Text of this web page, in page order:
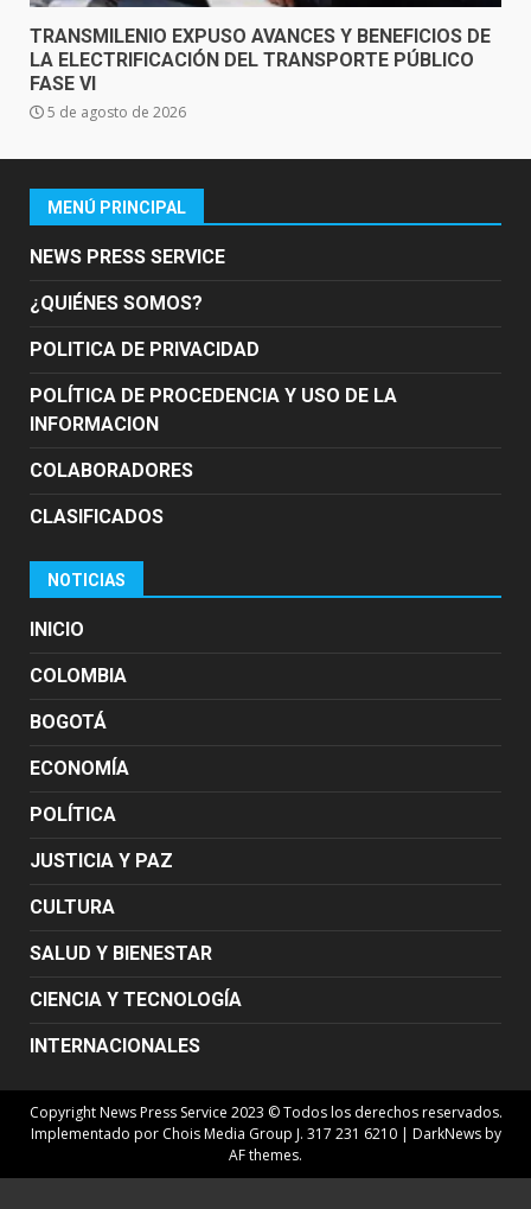
TRANSMILENIO EXPUSO AVANCES Y BENEFICIOS DE
LA ELECTRIFICACIÓN DEL TRANSPORTE PÚBLICO
FASE VI
5 de agosto de 2026
MENÚ PRINCIPAL
NEWS PRESS SERVICE
¿QUIÉNES SOMOS?
POLITICA DE PRIVACIDAD
POLÍTICA DE PROCEDENCIA Y USO DE LA
INFORMACION
COLABORADORES
CLASIFICADOS
NOTICIAS
INICIO
COLOMBIA
BOGOTÁ
ECONOMÍA
POLÍTICA
JUSTICIA Y PAZ
CULTURA
SALUD Y BIENESTAR
CIENCIA Y TECNOLOGÍA
INTERNACIONALES
Copyright News Press Service 2023 © Todos los derechos reservados.
Implementado por Chois Media Group J. 317 231 6210 | DarkNewsby
AF themes.